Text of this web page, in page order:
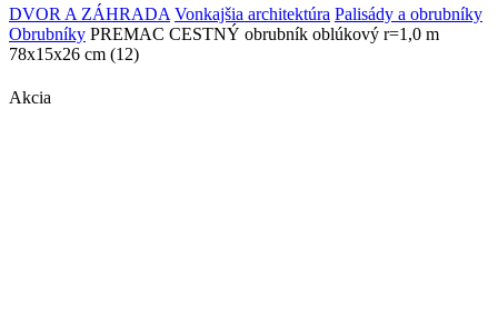
DVOR A ZÁHRADA Vonkajšia architektúra Palisády a obrubníky
Obrubníky PREMAC CESTNÝ obrubník oblúkový r=1,0 m
78x15x26 cm (12)
Akcia